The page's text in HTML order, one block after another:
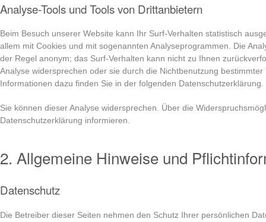
Analyse-Tools und Tools von Drittanbietern
Beim Besuch unserer Website kann Ihr Surf-Verhalten statistisch
allem mit Cookies und mit sogenannten Analyseprogrammen. Die
der Regel anonym; das Surf-Verhalten kann nicht zu Ihnen
Analyse widersprechen oder sie durch die Nichtbenutzung
Informationen dazu finden Sie in der folgenden Datenschutzerklärung.
Sie können dieser Analyse widersprechen. Über die
Datenschutzerklärung informieren.
2. Allgemeine Hinweise und
Datenschutz
Die Betreiber dieser Seiten nehmen den Schutz Ihrer persönlichen